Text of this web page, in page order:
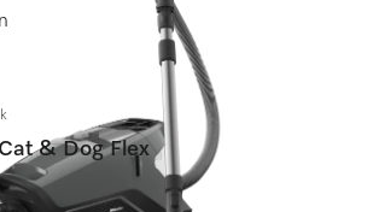
& Dog Flex
5
(52 beoordelingen)